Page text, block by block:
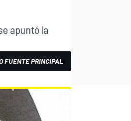
apuntó la
FUENTE PRINCIPAL